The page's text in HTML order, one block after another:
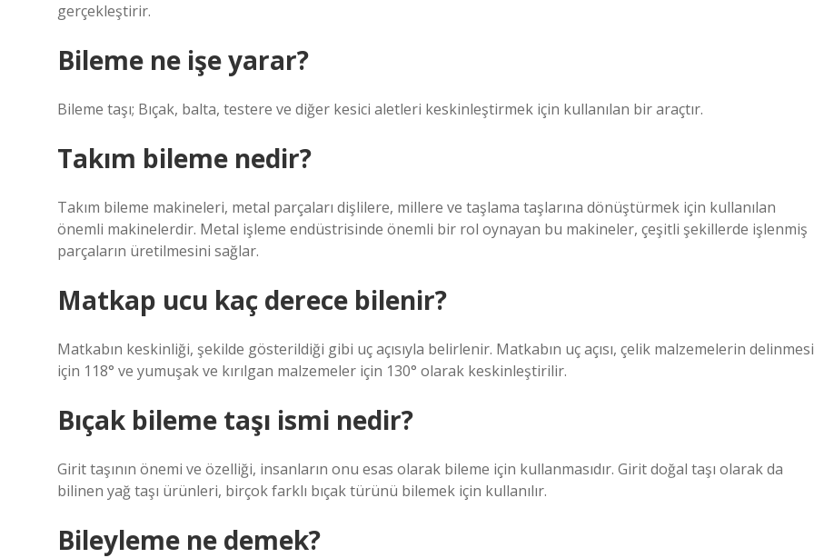
gerçekleştirir.
Bileme ne işe yarar?
Bileme taşı; Bıçak, balta, testere ve diğer kesici aletleri keskinleştirmek için kullanılan bir araçtır.
Takım bileme nedir?
Takım bileme makineleri, metal parçaları dişlilere, millere ve taşlama taşlarına dönüştürmek için kullanılan
önemli makinelerdir. Metal işleme endüstrisinde önemli bir rol oynayan bu makineler, çeşitli şekillerde işlenmiş
parçaların üretilmesini sağlar.
Matkap ucu kaç derece bilenir?
Matkabın keskinliği, şekilde gösterildiği gibi uç açısıyla belirlenir. Matkabın uç açısı, çelik malzemelerin delinmesi
için 118° ve yumuşak ve kırılgan malzemeler için 130° olarak keskinleştirilir.
Bıçak bileme taşı ismi nedir?
Girit taşının önemi ve özelliği, insanların onu esas olarak bileme için kullanmasıdır. Girit doğal taşı olarak da
bilinen yağ taşı ürünleri, birçok farklı bıçak türünü bilemek için kullanılır.
Bileyleme ne demek?